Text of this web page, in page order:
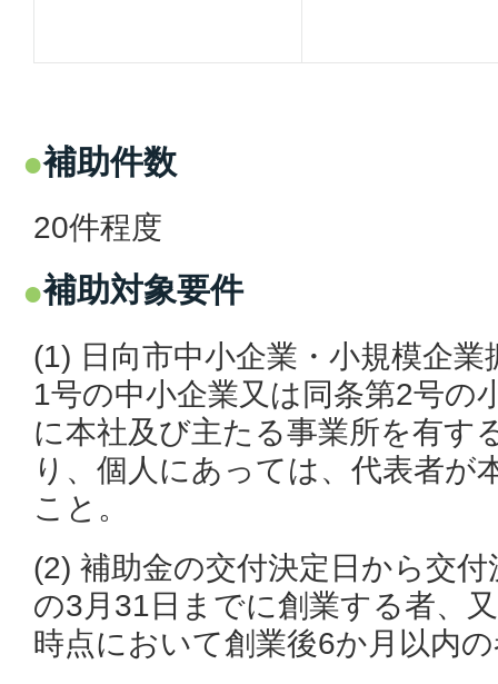
補助件数
20件程度
補助対象要件
(1) 日向市中小企業・小規模企
1号の中小企業又は同条第2号の
に本社及び主たる事業所を有す
り、個人にあっては、代表者が
こと。
(2) 補助金の交付決定日から交
の3月31日までに創業する者、
時点において創業後6か月以内